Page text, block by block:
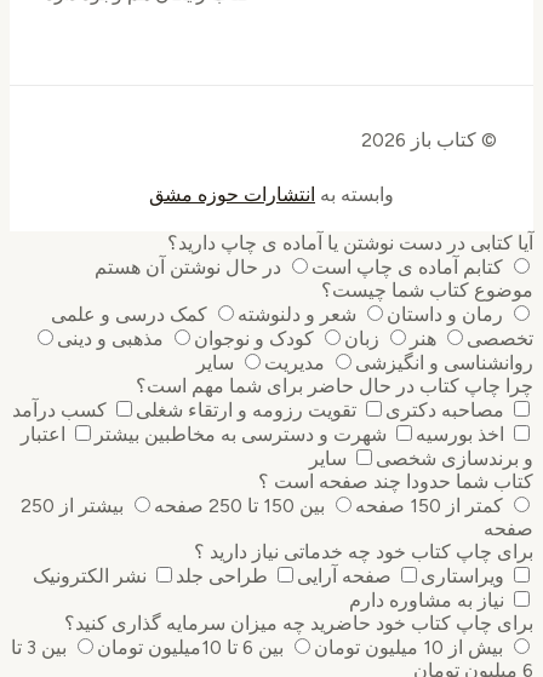
© کتاب باز 2026
وابسته بهانتشارات حوزه مشق
کتابی در دست نوشتن یا آماده ی چاپ دارید؟
کتابم آماده ی چاپ است
در حال نوشتن آن هستم
کتاب شما چیست؟
رمان و داستان
شعر و دلنوشته
کمک درسی و علمی
هنر زبان کودک و نوجوان
مذهبی و دینی
و انگیزشی
مدیریت
سایر
چاپ کتاب در حال حاضر برای شما مهم است؟
مصاحبه دکتری
تقویت رزومه و ارتقاء شغلی
کسب درآمد
اخذ بورسیه
شهرت و دسترسی به مخاطبین بیشتر
اعتبار
شخصی
سایر
شما حدودا چند صفحه است ؟
کمتر از 150 صفحه
بین 150 تا 250 صفحه
بیشتر از 250
چاپ کتاب خود چه خدماتی نیاز دارید ؟
ویراستاری
صفحه آرایی طراحی جلد
نشر الکترونیک
نیاز به مشاوره دارم
چاپ کتاب خود حاضرید چه میزان سرمایه گذاری ‌کنید؟
بیش از 10 میلیون تومان
بین 6 تا 10میلیون تومان
بین 3 تا